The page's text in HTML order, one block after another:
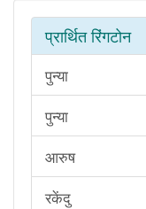
प्रार्थित रिंगटोन
पुन्या
पुन्या
आरुष
रकेंदु